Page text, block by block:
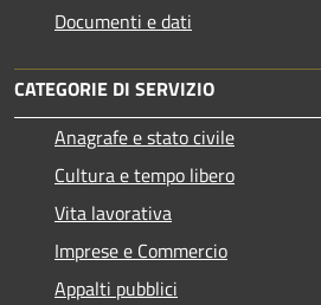
Documenti e dati
CATEGORIE DI SERVIZIO
Anagrafe e stato civile
Cultura e tempo libero
Vita lavorativa
Imprese e Commercio
Appalti pubblici